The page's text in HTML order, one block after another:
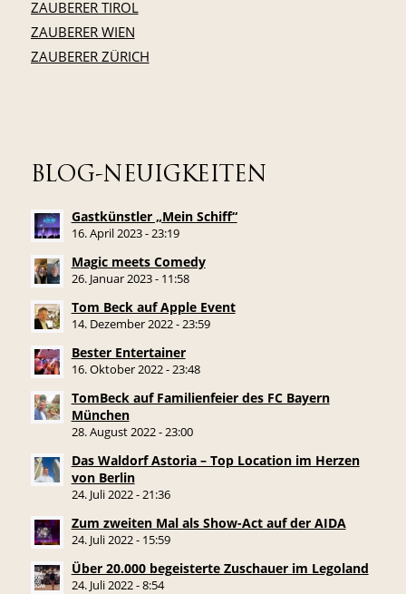
ZAUBERER TIROL
ZAUBERER WIEN
ZAUBERER ZÜRICH
BLOG-NEUIGKEITEN
Gastkünstler „Mein Schiff“
16. April 2023 - 23:19
Magic meets Comedy
26. Januar 2023 - 11:58
Tom Beck auf Apple Event
14. Dezember 2022 - 23:59
Bester Entertainer
16. Oktober 2022 - 23:48
TomBeck auf Familienfeier des FC Bayern
München
28. August 2022 - 23:00
Das Waldorf Astoria – Top Location im Herzen
von Berlin
24. Juli 2022 - 21:36
Zum zweiten Mal als Show-Act auf der AIDA
24. Juli 2022 - 15:59
Über 20.000 begeisterte Zuschauer im Legoland
24. Juli 2022 - 8:54